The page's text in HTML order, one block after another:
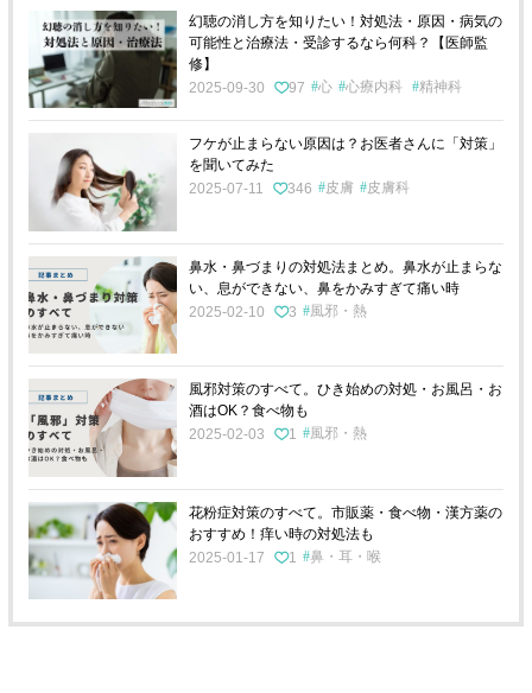
幻聴の消し方を知りたい！対処法・原因・病気の
可能性と治療法・受診するなら何科？【医師監
修】
2025-09-30
97 心 心療内科 精神科
フケが止まらない原因は？お医者さんに「対策」
を聞いてみた
2025-07-11
346 皮膚 皮膚科
鼻水・鼻づまりの対処法まとめ。鼻水が止まらな
い、息ができない、鼻をかみすぎて痛い時
2025-02-10
3 風邪・熱
風邪対策のすべて。ひき始めの対処・お風呂・お
酒はOK？食べ物も
2025-02-03
1 風邪・熱
花粉症対策のすべて。市販薬・食べ物・漢方薬の
おすすめ！痒い時の対処法も
2025-01-17
1 鼻・耳・喉